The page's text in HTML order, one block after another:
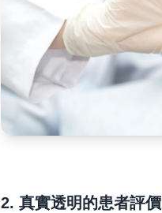
2. 真實透明的患者評價